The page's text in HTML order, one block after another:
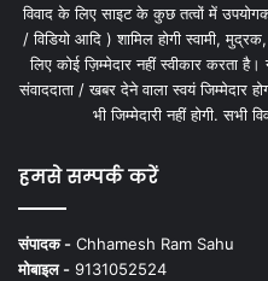
विवाद के लिए साइट के कुछ तत्वों में
/ विडियो आदि ) शामिल होगी स्वामी,
लिए कोई ज़िम्मेदार नहीं स्वीकार करता
संवाददाता / खबर देने वाला स्वयं जिम्मेदार
भी जिम्मेदारी नहीं होगी. सभी
हमसे सम्पर्क करें
संपादक - Chhamesh Ram Sahu
मोबाइल - 9131052524